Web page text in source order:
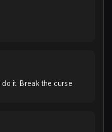
do it. Break the curse